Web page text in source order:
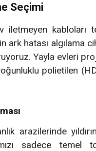
Seçimi
iletmeyen kabloları
ark hatası algılama
Yayla evleri
polietilen
arazilerinde
sadece temel